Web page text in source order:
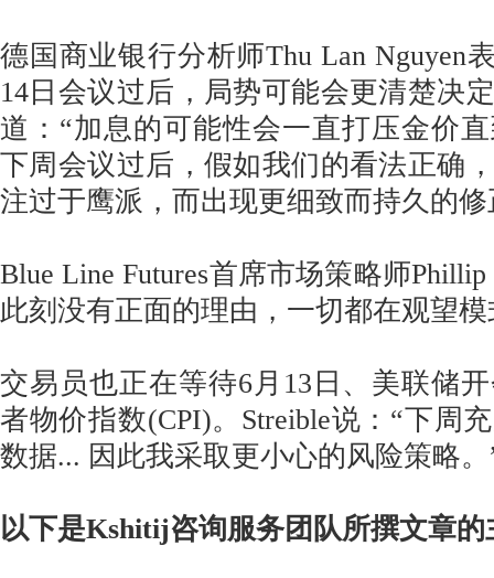
德国商业银行分析师Thu Lan Nguyen
14日会议过后，局势可能会更清楚决
道：“加息的可能性会一直打压金价
下周会议过后，假如我们的看法正确
注过于鹰派，而出现更细致而持久的修
Blue Line Futures首席市场策略师
此刻没有正面的理由，一切都在观望
交易员也正在等待6月13日、美联储
者物价指数(CPI)。Streible说：“下周
数据... 因此我采取更小心的风险策略。
以下是Kshitij咨询服务团队所撰文章的